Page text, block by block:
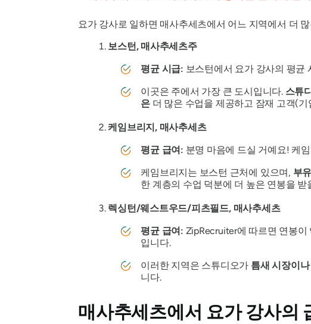
요가 강사로 일하면 매사추세츠에서 어느 지역에서 더
보스턴, 매사추세츠주
평균 시급: 보스턴에서 요가 강사의 평균
이곳은 주에서 가장 큰 도시입니다. 스튜
은 더 많은 수업을 제공하고 잠재 고객(
케임브리지, 매사추세츠
평균 급여: 분명 마음에 드실 거예요! 케
케임브리지는 보스턴 근처에 있으며, 부
한 계층의 수업 덕분에 더 높은 연봉을
렉싱턴/웨스트우드/피츠필드, 매사추세츠
평균 급여: ZipRecruiter에 따르면 연봉
입니다.
이러한 지역은 스튜디오가 틈새 시장이
니다.
매사추세츠에서 요가 강사의